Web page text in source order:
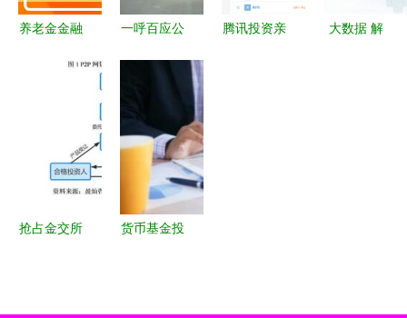
养老金金融
势
一呼百应公
询服务的价
值引领者
腾讯投资亲
大数据 解
抢占金交所
货币基金投